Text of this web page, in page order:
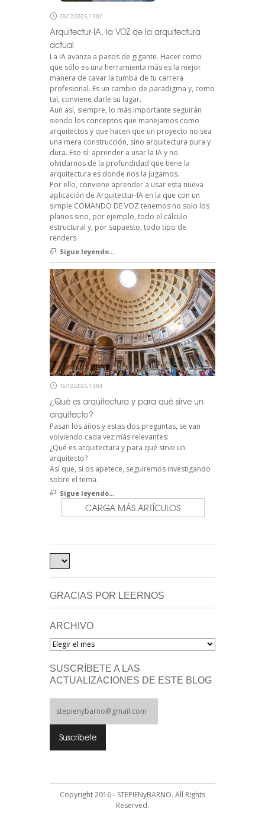
28/12/2025, 13:02
Arquitectur-IA, la VOZ de la arquitectura
actual
La IA avanza a pasos de gigante. Hacer como
que sólo es una herramienta más es la mejor
manera de cavar la tumba de tu carrera
profesional. Es un cambio de paradigma y, como
tal, conviene darle su lugar.
Aun así, siempre, lo más importante seguirán
siendo los conceptos que manejamos como
arquitectos y que hacen que un proyecto no sea
una mera construcción, sino arquitectura pura y
dura. Eso sí: aprender a usar la IA y no
olvidarnos de la profundidad que tiene la
arquitectura es donde nos la jugamos.
Por ello, conviene aprender a usar esta nueva
aplicación de Arquitectur-IA en la que con un
simple COMANDO DE VOZ tenemos no solo los
planos sino, por ejemplo, todo el cálculo
estructural y, por supuesto, todo tipo de
renders.
Sigue leyendo...
16/12/2025, 13:04
¿Qué es arquitectura y para qué sirve un
arquitecto?
Pasan los años y estas dos preguntas, se van
volviendo cada vez más relevantes:
¿Qué es arquitectura y para qué sirve un
arquitecto?
Así que, si os apetece, seguiremos investigando
sobre el tema.
Sigue leyendo...
CARGA MÁS ARTÍCULOS
GRACIAS POR LEERNOS
ARCHIVO
Archivo
SUSCRÍBETE A LAS
ACTUALIZACIONES DE ESTE BLOG
Copyright 2016 - STEPIENyBARNO. All Rights
Reserved.